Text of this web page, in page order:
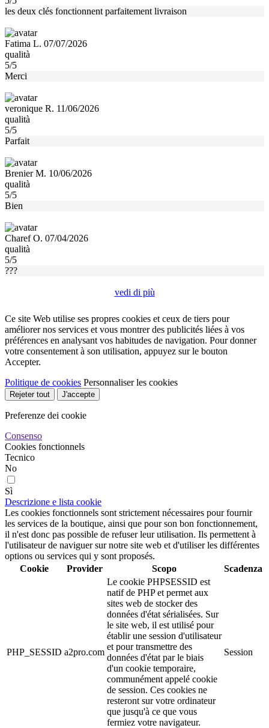
les deux clés fonctionnent parfaitement livraison
Fatima L. 07/07/2026
qualità
5/5
Merci
veronique R. 11/06/2026
qualità
5/5
Parfait
Brenier M. 10/06/2026
qualità
5/5
Bien
Charef O. 07/04/2026
qualità
5/5
???
vedi di più
Ce site Web utilise ses propres cookies et ceux de tiers pour
améliorer nos services et vous montrer des publicités liées à vos
préférences en analysant vos habitudes de navigation. Pour donner
votre consentement à son utilisation, appuyez sur le bouton
Accepter.
Politique de cookies Personnaliser les cookies
Rejeter tout J'accepte
Preferenze dei cookie
Consenso
Cookies fonctionnels
Tecnico
No
Sì
Descrizione e lista cookie
Les cookies fonctionnels sont strictement nécessaires pour fournir
les services de la boutique, ainsi que pour son bon fonctionnement,
il n'est donc pas possible de refuser leur utilisation. Ils permettent à
l'utilisateur de naviguer sur notre site web et d'utiliser les différentes
options ou services qui y sont proposés.
Cookie
Provider Scopo Scadenza
PHP_SESSID a2pro.com
Le cookie PHPSESSID est
natif de PHP et permet aux
sites web de stocker des
données d'état sérialisées. Sur
le site web, il est utilisé pour
établir une session d'utilisateur
et pour transmettre des
données d'état par le biais
d'un cookie temporaire,
communément appelé cookie
de session. Ces cookies ne
resteront sur votre ordinateur
que jusqu'à ce que vous
fermiez votre navigateur.
Session